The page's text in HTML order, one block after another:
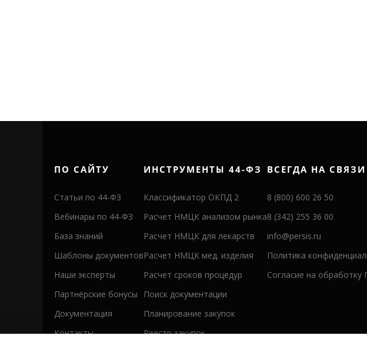
ПО САЙТУ
Статьи по 44-ФЗ
Вебинары по 44-ФЗ
База знаний
Шаблоны документов
Наши эксперты
Партнёрские бонусы
Документация
Контакты
ИНСТРУМЕНТЫ 44-ФЗ
Классификатор ОКПД 2
Расчет НМЦК анализом рынка
Расчет НМЦК для лекарств
Расчет НМЦК мед. изделия
Расчет сроков процедур
Поиск документации
Планирование закупок
Реестр закупок
ВСЕГДА НА СВЯЗИ
8 (800) 600 26 50
8 (342) 255 36 00
info@persis.ru
Политика
Согласие на обработку